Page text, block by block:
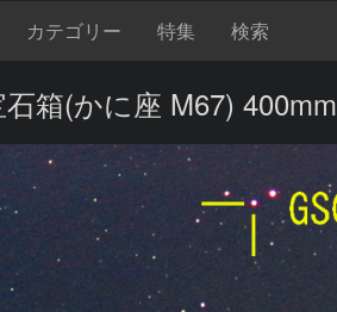
カテゴリー 特集 検索
箱(かに座 M67) 400mm